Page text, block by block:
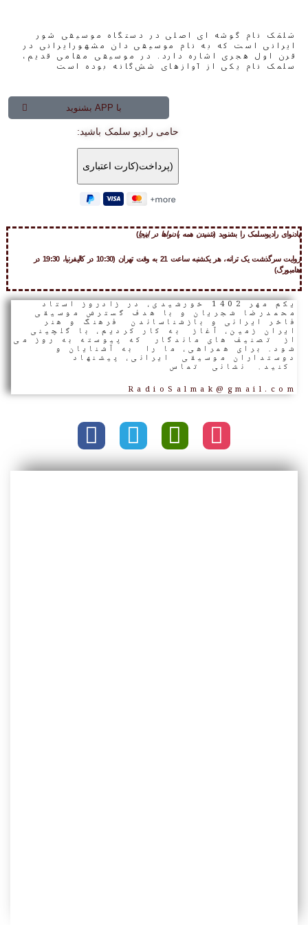
سَلمَک نام گوشه ای اصلی در دستگاه موسیقی شور
ایرانی است که به نام موسیقی دان مشهورایرانی در
قرن اول هجری اشاره دارد. در موسیقی مقامی قدیم،
سلمک نام یکی از آوازهای شش‌گانه بوده‌ است
بشنوید APP با
:حامی رادیو سلمک باشید
پادنوای رادیوسلمک را بشنوید (شنیدن همه پادنواها دراینجا)
روایت سرگذشت یک ترانه، هر یکشنبه ساعت 21 به وقت تهران (10:30 در کالیفرنیا، 19:30 در
هامبورگ)
یکم مهر 1402 خورشیدی، در زادروز استاد
محمدرضا شجریان و با هدف گسترش موسیقی
فاخر ایرانی و بازشناساندن فرهنگ و هنر
ایران زمین، آغاز به کار کردیم، با گلچینی
از تصنیف های ماندگار که پیوسته به روز می
شود. برای همراهی، ما را به آشنایان و
دوستداران موسیقی ایرانی، پیشنهاد
RadioSalmak@gmail.com